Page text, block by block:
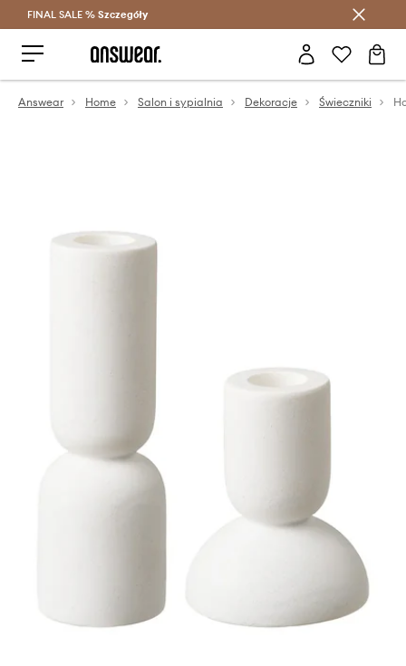
Oszczędzaj z Answear Club >
FINAL SALE % Szczegóły
Answear Home Salon i sypialnia Dekoracje Świeczniki